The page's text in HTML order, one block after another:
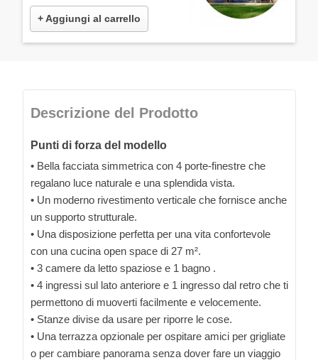
+ Aggiungi al carrello
Descrizione del Prodotto
Punti di forza del modello
• Bella facciata simmetrica con 4 porte-finestre che
regalano luce naturale e una splendida vista.
• Un moderno rivestimento verticale che fornisce anche
un supporto strutturale.
• Una disposizione perfetta per una vita confortevole
con una cucina open space di 27 m².
• 3 camere da letto spaziose e 1 bagno .
• 4 ingressi sul lato anteriore e 1 ingresso dal retro che ti
permettono di muoverti facilmente e velocemente.
• Stanze divise da usare per riporre le cose.
• Una terrazza opzionale per ospitare amici per grigliate
o per cambiare panorama senza dover fare un viaggio